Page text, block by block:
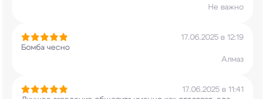
Не важно
17.06.2025 в 12:19
Бомба чесно
Алмаз
17.06.2025 в 11:41